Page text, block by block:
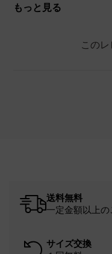
もっと見る
この
送料無料
一定金額以上
サイズ交換